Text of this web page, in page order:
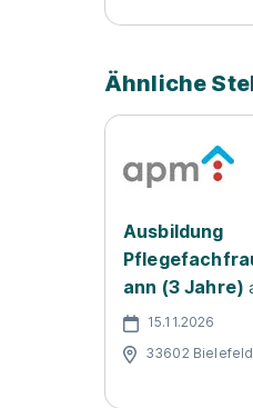
Ähnliche
Ausbildung
ann (3 Jahre)
15.11.2026
33602 Bielefeld